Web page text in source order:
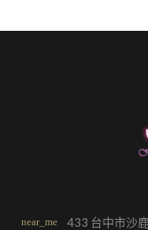
near_me 433 台中市沙